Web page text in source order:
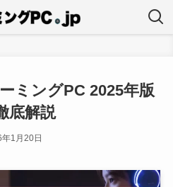
ミングPC 2025年版
底解説
1月20日